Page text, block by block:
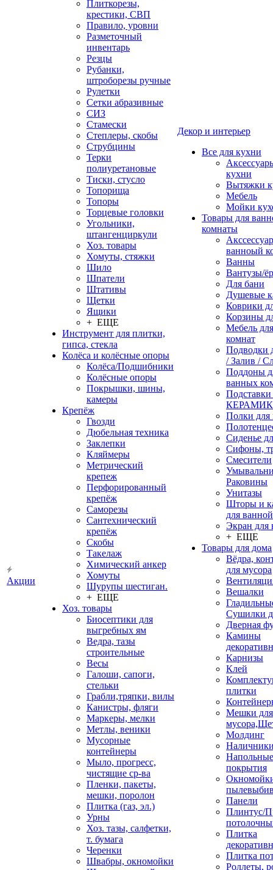
Акции
Плиткорезы,
крестики, СВП
Правило, уровни
Разметочный
инвентарь
Резцы
Рубанки,
штроборезы ручные
Рулетки
Сетки абразивные
СИЗ
Стамески
Степлеры, скобы
Струбцины
Терки
полиуретановые
Тиски, стусло
Топорища
Топоры
Торцевые головки
Угольники,
штангенциркули
Хоз. товары
Хомуты, стяжки
Шило
Шпатели
Штативы
Щетки
Ящики
+ ЕЩЕ
Инструмент для плитки,
гипса, стекла
Колёса и колёсные опоры
Колёса/Подшибники
Колёсные опоры
Покрышки, шины,
камеры
Крепёж
Гвозди
Дюбельная техника
Заклепки
Кляймеры
Метрический
крепеж
Перфорированный
крепёж
Саморезы
Сантехнический
крепёж
Скобы
Такелаж
Химический анкер
Хомуты
Шурупы шестиган.
+ ЕЩЕ
Хоз. товары
Биосептики для
выгребных ям
Ведра, тазы
строительные
Весы
Галоши, сапоги,
стельки
Грабли,тряпки, вилы
Канистры, фляги
Маркеры, мелки
Метлы, веники
Мусорные
контейнеры
Мыло, прогресс,
чистящие ср-ва
Пленки, пакеты,
мешки, поролон
Плитка (газ, эл.)
Урны
Хоз. тазы, салфетки,
т. бумага
Черенки
Швабры, окномойки
Декор и интерьер
Все для кухни
кухни
Вытяжки
Мебель
Мойки
Товары для
комнаты
ванноый
Ванны
Вантузы/
Для бани
Душевые
Коврики
Корзины
Мебель
комнат
Подводки
/ Залив /
Поддоны
ванных
Полки для
Сиденье
Сифоны,
Смесители
Раковины
Унитазы
Шторы и
для ванной
Экран для
+ ЕЩЕ
Товары для дома
Вёдра,
для мусора
Вешалки
Сушилки
Дверная
Камины
Карнизы
Клей
плитки
Мешки для
Молдинг
Напольные
покрытия
Панели
Плинтус/
Плитка
Плитка
Роллеты,